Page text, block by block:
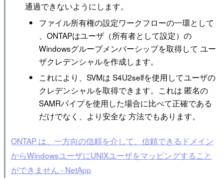
通過できないようにします。
ファイル所有権の設定ワークフローの一環として
、ONTAPはユーザ（所有者として設定）の
Windowsグループメンバーシップを取得して ユー
ザクレデンシャルを作成します。
これにより、SVMは S4U2selfを使用してユーザの
クレデンシャルを取得できます。これは 匿名の
SAMRパイプを使用した場合に比べて正確である
だけでなく、より安全な 方法でもあります。
ONTAP は、一方向の信頼を介して、信頼できるドメイン
からWindowsユーザにUNIXユーザをマッピングすること
ができません - NetApp